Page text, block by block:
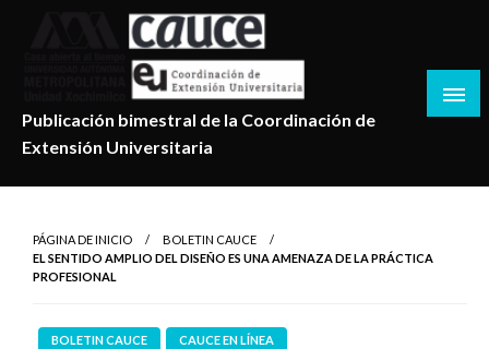
Publicación bimestral de la Coordinación de
Extensión Universitaria
PÁGINA DE INICIO
BOLETIN CAUCE
EL SENTIDO AMPLIO DEL DISEÑO ES UNA AMENAZA DE LA PRÁCTICA
PROFESIONAL
BOLETIN CAUCE CAUCE EN LÍNEA